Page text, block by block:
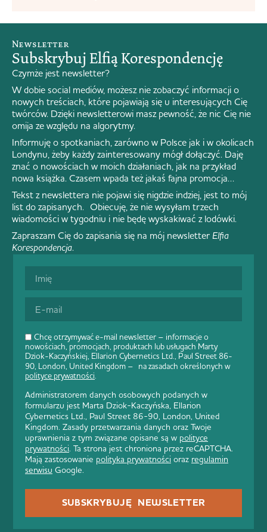
Chcę otrzymywać e-mail newsletter – informacje o
nowościach, promocjach, produktach lub usługach Marty
Dziok-Kaczyńskiej, Ellarion Cybernetics Ltd., Paul Street 86-
90, London, United Kingdom – na zasadach określonych w
polityce prywatności.
Administratorem danych osobowych podanych w
formularzu jest Marta Dziok-Kaczyńska, Ellarion
Cybernetics Ltd., Paul Street 86-90, London, United
Kingdom. Zasady przetwarzania danych oraz Twoje
uprawnienia z tym związane opisane są w polityce
prywatności. Ta strona jest chroniona przez reCAPTCHA.
Mają zastosowanie polityka prywatności oraz regulamin
serwisu Google.
SUBSKRYBUJĘ NEWSLETTER
Newsletter
Subskrybuj Elfią Korespondencję
Czymże jest newsletter?
W dobie social mediów, możesz nie zobaczyć informacji o
nowych treściach, które pojawiają się u interesujących Cię
twórców. Dzięki newsletterowi masz pewność, że nic Cię nie
omija ze względu na algorytmy.
Informuję o spotkaniach, zarówno w Polsce jak i w okolicach
Londynu, żeby każdy zainteresowany mógł dołączyć. Daję
znać o nowościach w moich działaniach, jak na przykład
nowa książka. Czasem wpada też jakaś fajna promocja…
Tekst z newslettera nie pojawi się nigdzie indziej, jest to mój
list do zapisanych. Obiecuję, że nie wysyłam trzech
wiadomości w tygodniu i nie będę wyskakiwać z lodówki.
Zapraszam Cię do zapisania się na mój newsletter Elfia
Korespondencja.